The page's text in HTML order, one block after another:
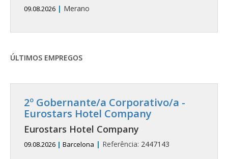
09.08.2026 | Merano
ÚLTIMOS EMPREGOS
2º Gobernante/a Corporativo/a -
Eurostars Hotel Company
Eurostars Hotel Company
09.08.2026 | Barcelona | Referência: 2447143